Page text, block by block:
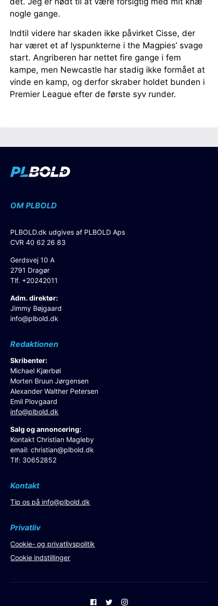
nogle gange.
Indtil videre har skaden ikke påvirket Cisse, der
har været et af lyspunkterne i the Magpies’ svage
start. Angriberen har nettet fire gange i fem
kampe, men Newcastle har stadig ikke formået at
vinde en kamp, og derfor skraber holdet bunden i
Premier League efter de første syv runder.
OM PLBOLD
PLBOLD.dk udgives af PLBOLD Aps
CVR 40 62 26 83
Gerdsvej 10 A
2791 Dragør
Tlf. +20242011
Adm. direktør:
Jimmy Bøjgaard
info@plbold.dk
Redaktionen
Skribenter:
Michael Kjærbøl
Morten Bruun Jørgensen
Alexander Walther Petersen
Emil Plovgaard
info@plbold.dk
Salg og annoncering:
Kontakt Christian Magleby
email:christian@plbold.dk
Tlf: 30652852
Kontakt
Tip os på info@plbold.dk
Privatliv
Cookie- og privatlivspolitik
Cookie indstillinger